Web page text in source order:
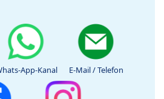
App-Kanal E-Mail / Telefon